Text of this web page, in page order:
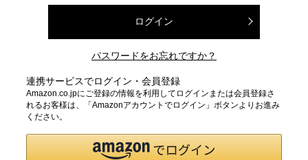
ログイン
パスワードをお忘れですか？
連携サービスでログイン・会員登録
Amazon.co.jpにご登録の情報を利用してログインまたは会員登録さ
れるお客様は、「Amazonアカウントでログイン」ボタンよりお進み
ください。